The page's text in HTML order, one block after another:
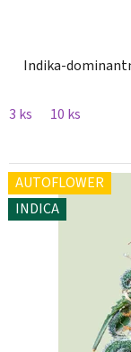
Indika-
3 ks
10 ks
AUTOFLOWER
INDICA